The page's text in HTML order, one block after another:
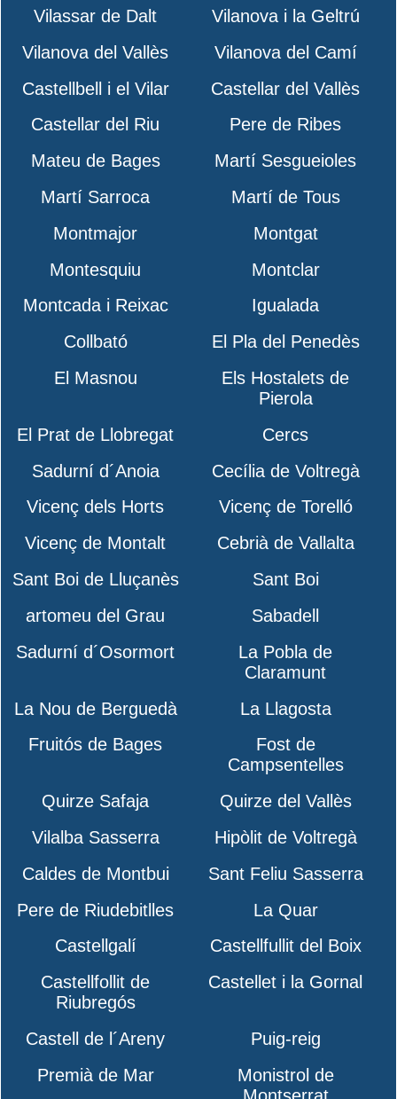
Vilassar de Dalt
Vilanova i la Geltrú
Vilanova del Vallès
Vilanova del Camí
Castellbell i el Vilar
Castellar del Vallès
Castellar del Riu
Pere de Ribes
Mateu de Bages
Martí Sesgueioles
Martí Sarroca
Martí de Tous
Montmajor
Montgat
Montesquiu
Montclar
Montcada i Reixac
Igualada
Collbató
El Pla del Penedès
El Masnou
Els Hostalets de
Pierola
El Prat de Llobregat
Cercs
Sadurní d´Anoia
Cecília de Voltregà
Vicenç dels Horts
Vicenç de Torelló
Vicenç de Montalt
Cebrià de Vallalta
Sant Boi de Lluçanès
Sant Boi
artomeu del Grau
Sabadell
Sadurní d´Osormort
La Pobla de
Claramunt
La Nou de Berguedà
La Llagosta
Fruitós de Bages
Fost de
Campsentelles
Quirze Safaja
Quirze del Vallès
Vilalba Sasserra
Hipòlit de Voltregà
Caldes de Montbui
Sant Feliu Sasserra
Pere de Riudebitlles
La Quar
Castellgalí
Castellfullit del Boix
Castellfollit de
Riubregós
Castellet i la Gornal
Castell de l´Areny
Puig-reig
Premià de Mar
Monistrol de